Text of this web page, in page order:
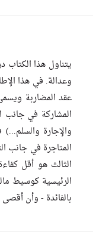
يتناول هذا الكتاب
وعدالة. في هذا
عقد المضاربة
المشاركة في جانب
والإجارة
المتاجرة في جانب
الثالث هو أقل
الرئيسية كوسيط
بالفائدة - وأن